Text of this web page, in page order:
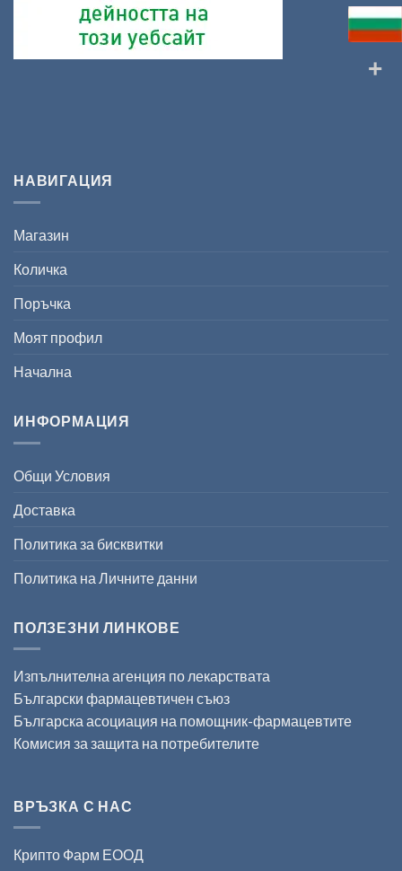
НАВИГАЦИЯ
Магазин
Количка
Поръчка
Моят профил
Начална
ИНФОРМАЦИЯ
Общи Условия
Доставка
Политика за бисквитки
Политика на Личните данни
ПОЛЗЕЗНИ ЛИНКОВЕ
Изпълнителна агенция по лекарствата
Български фармацевтичен съюз
Българска асоциация на помощник-фармацевтите
Комисия за защита на потребителите
ВРЪЗКА С НАС
Крипто Фарм ЕООД